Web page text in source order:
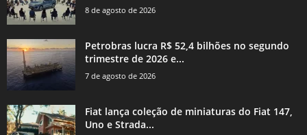
8 de agosto de 2026
Petrobras lucra R$ 52,4 bilhões no segundo
trimestre de 2026 e...
7 de agosto de 2026
Fiat lança coleção de miniaturas do Fiat 147,
Uno e Strada...